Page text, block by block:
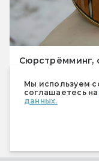
Мы используем
соглашаетесь на
данных.
Сюрстрёмминг,